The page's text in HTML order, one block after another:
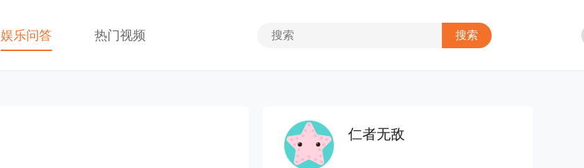
娱乐问答 热门视频
仁者无敌